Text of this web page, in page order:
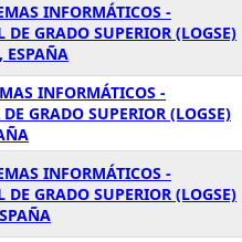
INFORMÁTICOS -
GRADO SUPERIOR (LOGSE)
ESPAÑA
INFORMÁTICOS -
GRADO SUPERIOR (LOGSE)
INFORMÁTICOS -
GRADO SUPERIOR (LOGSE)